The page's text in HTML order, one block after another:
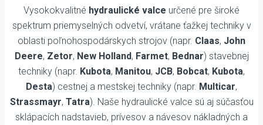
Vysokokvalitné hydraulické valce určené pre široké
spektrum priemyselných odvetví, vrátane ťažkej techniky v
oblasti poľnohospodárskych strojov (napr. Claas, John
Deere, Zetor, New Holland, Farmet, Bednar) stavebnej
techniky (napr. Kubota, Manitou, JCB, Bobcat, Kubota,
Desta) cestnej a mestskej techniky (napr. Multicar,
Strassmayr, Tatra). Naše hydraulické valce sú aj súčasťou
sklápacích nadstavieb, prívesov a návesov nákladných a